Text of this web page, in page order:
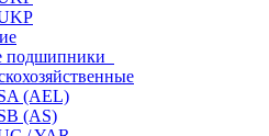
подшипники
(AEL)
(AS)